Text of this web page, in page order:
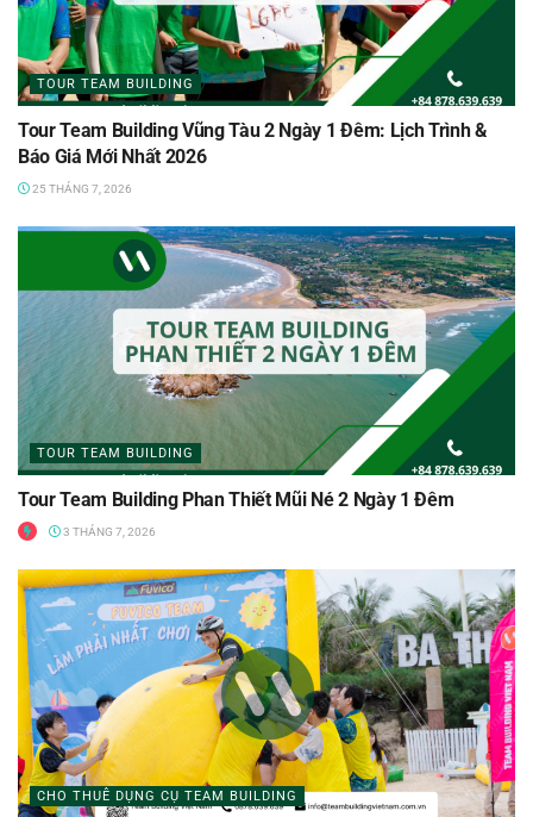
TOUR TEAM BUILDING
Tour Team Building Vũng Tàu 2 Ngày 1 Đêm: Lịch Trình &
Báo Giá Mới Nhất 2026
25 THÁNG 7, 2026
TOUR TEAM BUILDING
Tour Team Building Phan Thiết Mũi Né 2 Ngày 1 Đêm
3 THÁNG 7, 2026
CHO THUÊ DỤNG CỤ TEAM BUILDING